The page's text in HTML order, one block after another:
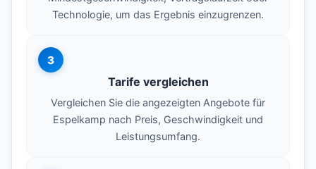
Technologie, um das Ergebnis einzugrenzen.
3
Tarife vergleichen
Vergleichen Sie die angezeigten Angebote für
Espelkamp nach Preis, Geschwindigkeit und
Leistungsumfang.